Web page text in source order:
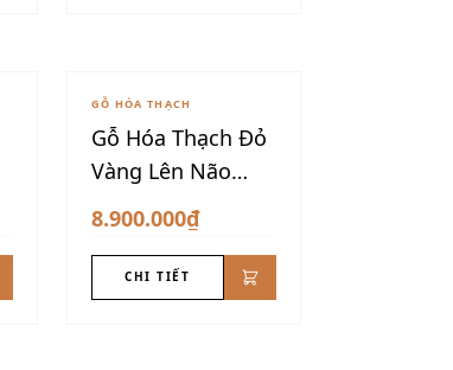
GỖ HÓA THẠCH
Gỗ Hóa Thạch Đỏ
Vàng Lên Não
Đôn Nu VIP
8.900.000₫
CHI TIẾT